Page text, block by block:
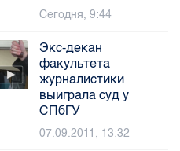
Сегодня, 9:44
Экс-декан
факультета
журналистики
выиграла суд у
СПбГУ
07.09.2011, 13:32